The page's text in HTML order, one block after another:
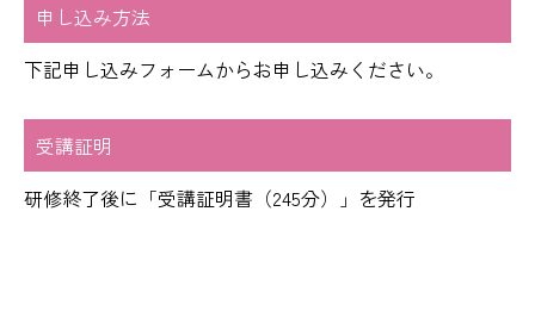
申し込み方法
下記申し込みフォームからお申し込みください。
受講証明
研修終了後に「受講証明書（245分）」を発行